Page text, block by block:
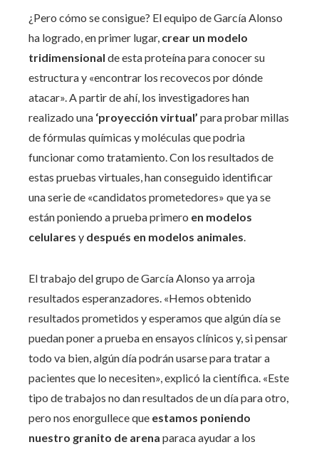
¿Pero cómo se consigue? El equipo de García Alonso
ha logrado, en primer lugar, crear un modelo
tridimensional de esta proteína para conocer su
estructura y «encontrar los recovecos por dónde
atacar». A partir de ahí, los investigadores han
realizado una ‘proyección virtual’ para probar millas
de fórmulas químicas y moléculas quepodria
funcionar como tratamiento. Con los resultados de
estas pruebas virtuales, han conseguido identificar
una serie de «candidatos prometedores» que ya se
están poniendo a prueba primero en modelos
celulares y después en modelos animales.
El trabajo del grupo de García Alonso ya arroja
resultados esperanzadores. «Hemos obtenido
resultados prometidos y esperamos que algún día se
puedanponer a prueba en ensayos clínicos y, si pensar
todo va bien, algún día podrán usarse para tratar a
pacientes que lo necesiten», explicó la científica. «Este
tipo de trabajos no dan resultados de un día para otro,
pero nos enorgullece que estamos poniendo
nuestro granito de arena paracaayudar a los